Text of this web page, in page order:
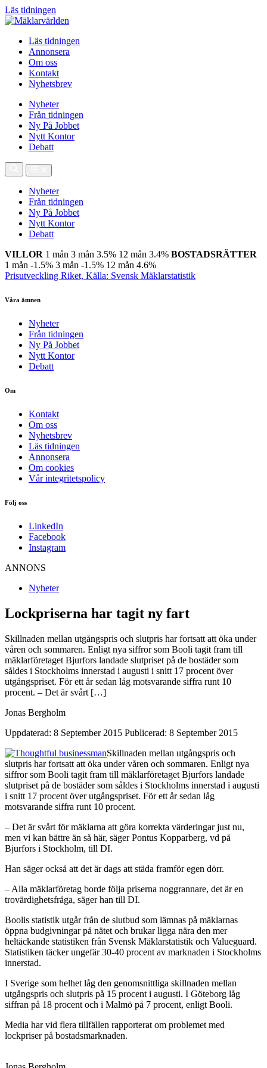
Läs tidningen
Läs tidningen
Annonsera
Om oss
Kontakt
Nyhetsbrev
Nyheter
Från tidningen
Ny På Jobbet
Nytt Kontor
Debatt
Nyheter
Från tidningen
Ny På Jobbet
Nytt Kontor
Debatt
VILLOR 1 mån 3 mån 3.5% 12 mån 3.4% BOSTADSRÄTTER
1 mån -1.5% 3 mån -1.5% 12 mån 4.6%
Prisutveckling Riket, Källa: Svensk Mäklarstatistik
Våra ämnen
Nyheter
Från tidningen
Ny På Jobbet
Nytt Kontor
Debatt
Om
Kontakt
Om oss
Nyhetsbrev
Läs tidningen
Annonsera
Om cookies
Vår integritetspolicy
Följ oss
LinkedIn
Facebook
Instagram
ANNONS
Nyheter
Lockpriserna har tagit ny fart
Skillnaden mellan utgångspris och slutpris har fortsatt att öka under
våren och sommaren. Enligt nya siffror som Booli tagit fram till
mäklarföretaget Bjurfors landade slutpriset på de bostäder som
såldes i Stockholms innerstad i augusti i snitt 17 procent över
utgångspriset. För ett år sedan låg motsvarande siffra runt 10
procent. – Det är svårt […]
Jonas Bergholm
Uppdaterad: 8 September 2015 Publicerad: 8 September 2015
Skillnaden mellan utgångspris och
slutpris har fortsatt att öka under våren och sommaren. Enligt nya
siffror som Booli tagit fram till mäklarföretaget Bjurfors landade
slutpriset på de bostäder som såldes i Stockholms innerstad i augusti
i snitt 17 procent över utgångspriset. För ett år sedan låg
motsvarande siffra runt 10 procent.
– Det är svårt för mäklarna att göra korrekta värderingar just nu,
men vi kan bättre än så här, säger Pontus Kopparberg, vd på
Bjurfors i Stockholm, till DI.
Han säger också att det är dags att städa framför egen dörr.
– Alla mäklarföretag borde följa priserna noggrannare, det är en
trovärdighetsfråga, säger han till DI.
Boolis statistik utgår från de slutbud som lämnas på mäklarnas
öppna budgivningar på nätet och brukar ligga nära den mer
heltäckande statistiken från Svensk Mäklarstatistik och Valueguard.
Statistiken täcker ungefär 30-40 procent av marknaden i Stockholms
innerstad.
I Sverige som helhet låg den genomsnittliga skillnaden mellan
utgångspris och slutpris på 15 procent i augusti. I Göteborg låg
siffran på 18 procent och i Malmö på 7 procent, enligt Booli.
Media har vid flera tillfällen rapporterat om problemet med
lockpriser på bostadsmarknaden.